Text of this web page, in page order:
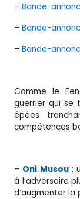
– Bande-
– Bande-
– Bande-
Comme le
guerrier qui se
épées
compétences
– Oni Musou:
à l’adversaire
d’augmenter la